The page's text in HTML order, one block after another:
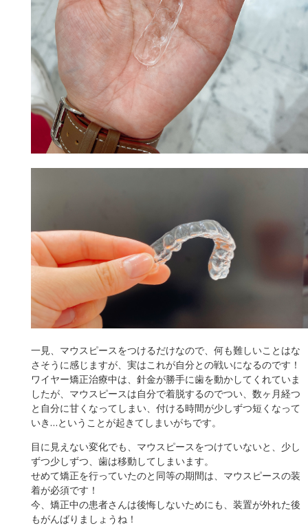
一見、マウスピースをつけるだけなので、何も難しいことはな
さそうに感じますが、実はこれが自分との戦いになるのです！
ワイヤー矯正治療中は、針金が勝手に歯を動かしてくれていま
したが、マウスピースは自分で着脱するのでつい、数ヶ月経つ
と自分に甘くなってしまい、付ける時間が少しずつ短くなって
いき…ということが起きてしまいがちです。
目に見えない変化でも、マウスピースをつけていないと、少し
ずつ少しずつ、歯は移動してしまいます。
せめて矯正を行っていたのと同等の期間は、マウスピースの装
着が必須です！
今、矯正中の患者さんは後悔しないためにも、装置が外れた後
もがんばりましょうね！